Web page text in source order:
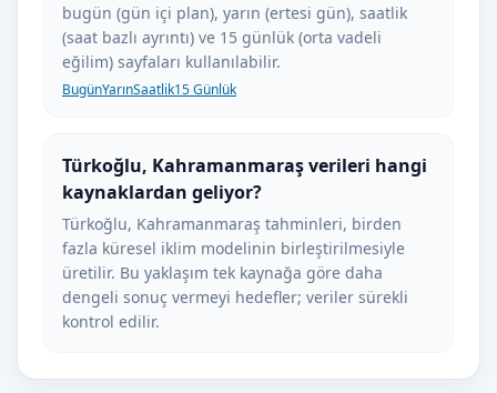
bugün (gün içi plan), yarın (ertesi gün), saatlik
(saat bazlı ayrıntı) ve 15 günlük (orta vadeli
eğilim) sayfaları kullanılabilir.
BugünYarınSaatlik15 Günlük
Türkoğlu, Kahramanmaraş verileri hangi
kaynaklardan geliyor?
Türkoğlu, Kahramanmaraş tahminleri, birden
fazla küresel iklim modelinin birleştirilmesiyle
üretilir. Bu yaklaşım tek kaynağa göre daha
dengeli sonuç vermeyi hedefler; veriler sürekli
kontrol edilir.